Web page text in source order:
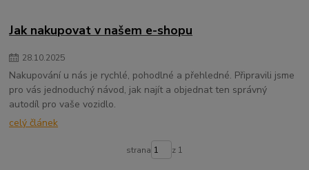
Jak nakupovat v našem e-shopu
28.10.2025
Nakupování u nás je rychlé, pohodlné a přehledné. Připravili jsme
pro vás jednoduchý návod, jak najít a objednat ten správný
autodíl pro vaše vozidlo.
celý článek
strana z 1